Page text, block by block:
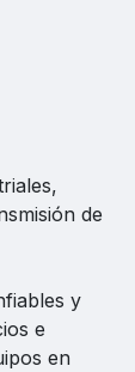
de
y
e
en